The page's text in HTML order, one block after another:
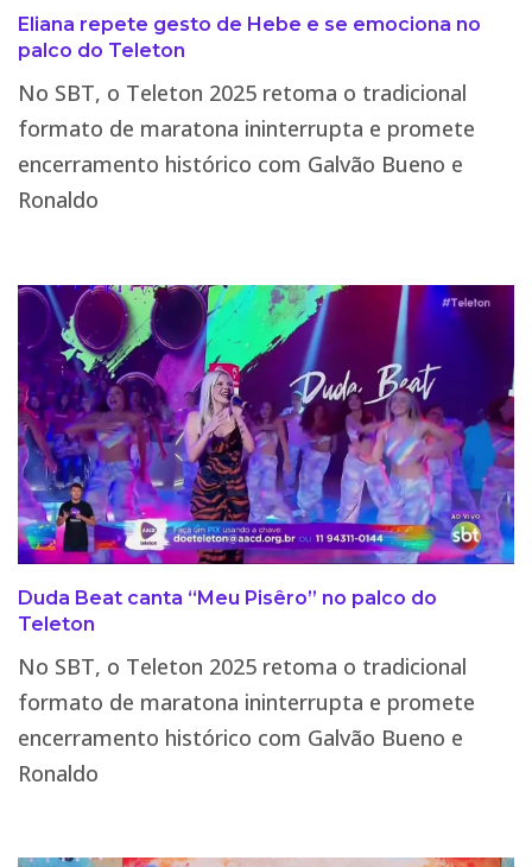
Eliana repete gesto de Hebe e se emociona no
palco do Teleton
No SBT, o Teleton 2025 retoma o tradicional
formato de maratona ininterrupta e promete
encerramento histórico com Galvão Bueno e
Ronaldo
Duda Beat canta “Meu Pisêro” no palco do
Teleton
No SBT, o Teleton 2025 retoma o tradicional
formato de maratona ininterrupta e promete
encerramento histórico com Galvão Bueno e
Ronaldo